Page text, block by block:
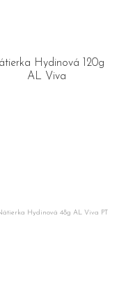
Hydinová 120g
AL Viva